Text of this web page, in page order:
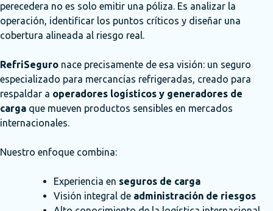
perecedera no es solo emitir una póliza. Es analizar la
operación, identificar los puntos críticos y diseñar una
cobertura alineada al riesgo real.
RefriSeguro nace precisamente de esa visión: un seguro
especializado para mercancías refrigeradas, creado para
respaldar a operadores logísticos y generadores de
carga que mueven productos sensibles en mercados
internacionales.
Nuestro enfoque combina:
Experiencia en seguros de carga
Visión integral de administración de riesgos